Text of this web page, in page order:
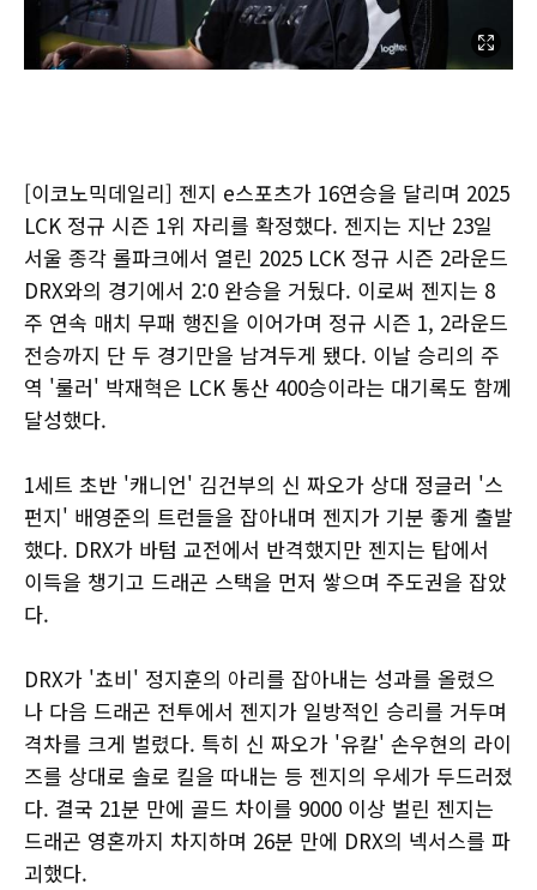
[이코노믹데일리] 젠지 e스포츠가 16연승을 달리며 2025
LCK 정규 시즌 1위 자리를 확정했다. 젠지는 지난 23일
서울 종각 롤파크에서 열린 2025 LCK 정규 시즌 2라운드
DRX와의 경기에서 2:0 완승을 거뒀다. 이로써 젠지는 8
주 연속 매치 무패 행진을 이어가며 정규 시즌 1, 2라운드
전승까지 단 두 경기만을 남겨두게 됐다. 이날 승리의 주
역 '룰러' 박재혁은 LCK 통산 400승이라는 대기록도 함께
달성했다.
1세트 초반 '캐니언' 김건부의 신 짜오가 상대 정글러 '스
펀지' 배영준의 트런들을 잡아내며 젠지가 기분 좋게 출발
했다. DRX가 바텀 교전에서 반격했지만 젠지는 탑에서
이득을 챙기고 드래곤 스택을 먼저 쌓으며 주도권을 잡았
다.
DRX가 '쵸비' 정지훈의 아리를 잡아내는 성과를 올렸으
나 다음 드래곤 전투에서 젠지가 일방적인 승리를 거두며
격차를 크게 벌렸다. 특히 신 짜오가 '유칼' 손우현의 라이
즈를 상대로 솔로 킬을 따내는 등 젠지의 우세가 두드러졌
다. 결국 21분 만에 골드 차이를 9000 이상 벌린 젠지는
드래곤 영혼까지 차지하며 26분 만에 DRX의 넥서스를 파
괴했다.